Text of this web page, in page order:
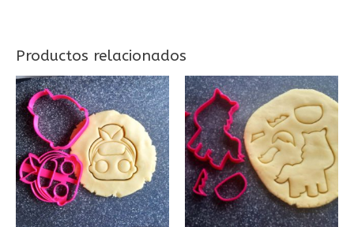
Productos relacionados